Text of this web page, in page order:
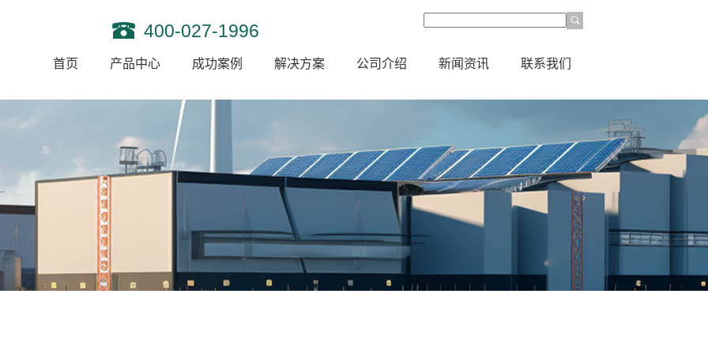
400-027-1996
首页 产品中心 成功案例 解决方案 公司介绍 新闻资讯 联系我们